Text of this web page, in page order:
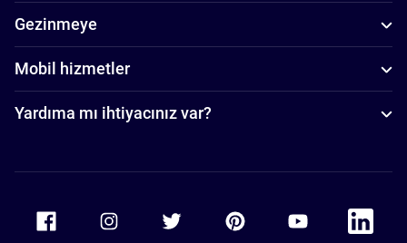
Gezinmeye
Mobil hizmetler
Yardıma mı ihtiyacınız var?
Accor Youtube
Accor